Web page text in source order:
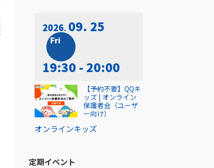
2026 09. 25
Fri
19:30 - 20:00
オンラインキッズ
【予約不要】QQキ
ッズ | オンライン
保護者会（ユーザ
ー向け）
定期イベント​